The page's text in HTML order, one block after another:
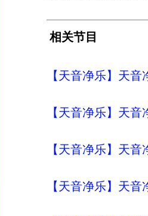
相关节目
【天音净乐】天
【天音净乐】天
【天音净乐】天
【天音净乐】天